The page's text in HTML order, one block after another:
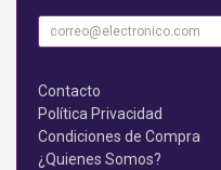
Contacto
Política Privacidad
Condiciones de Compra
¿Quienes Somos?